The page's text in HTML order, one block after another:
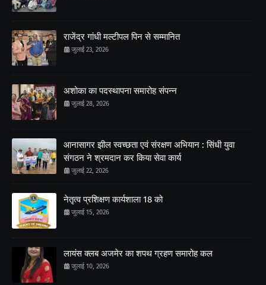
राजेंद्र गांधी मल्टीपल पिन से सम्मानित
जुलाई 23, 2026
अशोका का पदस्थापना समारोह संपन्न
जुलाई 28, 2026
आनासागर झील स्वच्छता एवं संरक्षण अभियान : सिंधी युवा
संगठन ने श्रमदान कर किया सेवा कार्य
जुलाई 22, 2026
नेतृत्व प्रशिक्षण कार्यशाला 18 को
जुलाई 15, 2026
लायंस क्लब अजमेर का शपथ ग्रहण समारोह कल
जुलाई 10, 2026